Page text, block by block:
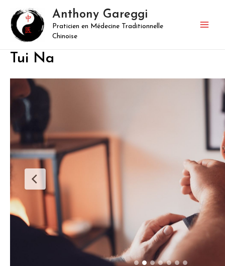
contenu
Anthony Gareggi
Praticien en Médecine Traditionnelle
Chinoise
Tui Na